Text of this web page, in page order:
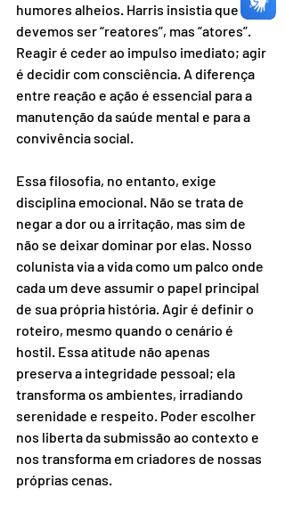
humores alheios. Harris insistia que não
devemos ser “reatores”, mas “atores”.
Reagir é ceder ao impulso imediato; agir
é decidir com consciência. A diferença
entre reação e ação é essencial para a
manutenção da saúde mental e para a
convivência social.
Essa filosofia, no entanto, exige
disciplina emocional. Não se trata de
negar a dor ou a irritação, mas sim de
não se deixar dominar por elas. Nosso
colunista via a vida como um palco onde
cada um deve assumir o papel principal
de sua própria história. Agir é definir o
roteiro, mesmo quando o cenário é
hostil. Essa atitude não apenas
preserva a integridade pessoal; ela
transforma os ambientes, irradiando
serenidade e respeito. Poder escolher
nos liberta da submissão ao contexto e
nos transforma em criadores de nossas
próprias cenas.